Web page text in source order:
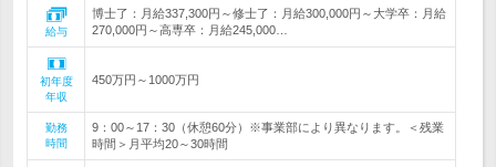
給与
博士了：月給337,300円～修士了：月給300,000円～大学卒：月給
270,000円～高専卒：月給245,000…
初年度
年収
450万円～1000万円
勤務
時間
9：00～17：30（休憩60分）※事業部により異なります。＜残業
時間＞月平均20～30時間